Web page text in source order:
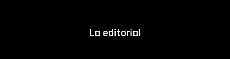
La editorial